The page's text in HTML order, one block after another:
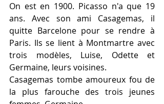
On est en 1900. Picasso n'a que 19
ans. Avec son ami Casagemas, il
quitte Barcelone pour se rendre à
Paris. Ils se lient à Montmartre avec
trois modèles, Luise, Odette et
Germaine, leurs voisines.
Casagemas tombe amoureux fou de
la plus farouche des trois jeunes